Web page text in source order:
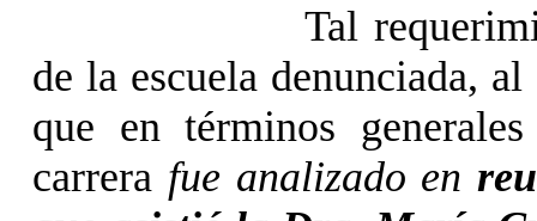
Tal
de la escuela denunciada,
que en términos
carrera fue analizado en